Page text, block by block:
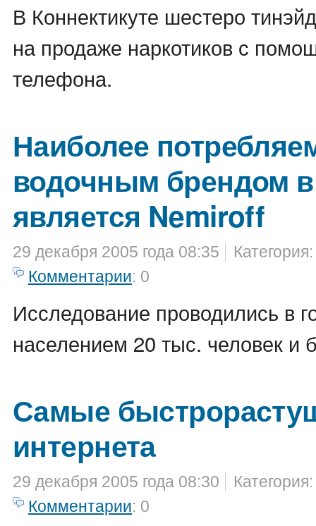
В Коннектикуте шестеро
на продаже наркотиков с
телефона.
Наиболее
водочным брендом
является Nemiroff
29 декабря 2005 года 08:35
Комментарии: 0
Исследование проводились в
населением 20 тыс. человек и
Самые
интернета
29 декабря 2005 года 08:30
Комментарии: 0